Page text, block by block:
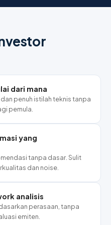
dari mana
penuh istilah teknis tanpa
pemula.
yang
tanpa dasar. Sulit
dan noise.
analisis
perasaan, tanpa
emiten.